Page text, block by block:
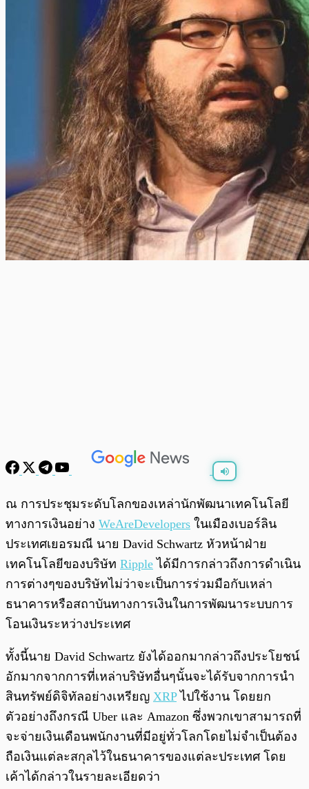
พร้อมเล่น / 0:00
ณ การประชุมระดับโลกของเหล่านักพัฒนาเทคโนโลยี
ทางการเงินอย่าง WeAreDevelopers ในเมืองเบอร์ลิน
ประเทศเยอรมณี นาย David Schwartz หัวหน้าฝ่าย
เทคโนโลยีของบริษัท Ripple ได้มีการกล่าวถึงการดำเนิน
การต่างๆของบริษัทไม่ว่าจะเป็นการร่วมมือกับเหล่า
ธนาคารหรือสถาบันทางการเงินในการพัฒนาระบบการ
โอนเงินระหว่างประเทศ
ทั้งนี้นาย David Schwartz ยังได้ออกมากล่าวถึงประโยชน์
อักมากจากการที่เหล่าบริษัทอื่นๆนั้นจะได้รับจากการนำ
สินทรัพย์ดิจิทัลอย่างเหรียญ XRPไปใช้งาน โดยยก
ตัวอย่างถึงกรณี Uber และ Amazon ซึ่งพวกเขาสามารถที่
จะจ่ายเงินเดือนพนักงานที่มีอยู่ทั่วโลกโดยไม่จำเป็นต้อง
ถือเงินแต่ละสกุลไว้ในธนาคารของแต่ละประเทศ โดย
เค้าได้กล่าวในรายละเอียดว่า